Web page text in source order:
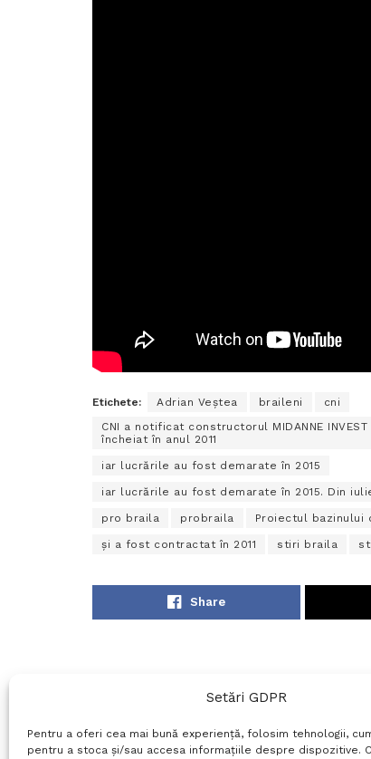
Setări GDPR
Pentru a oferi cea mai bună experiență, folosim tehnologii,
pentru a stoca și/sau accesa informațiile despre dispozitive.
Etichete: Adrian Veștea braileni
cni
CNI a notificat constructorul MIDANNE
încheiat în anul 2011
iar lucrările au fost demarate în 2015
iar lucrările au fost demarate în 2015. Din
pro braila probraila Proiectul bazinului
și a fost contractat în 2011 stiri braila
Share